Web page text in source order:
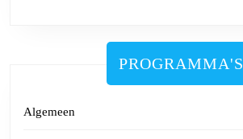
PROGRAMMA'S
Algemeen